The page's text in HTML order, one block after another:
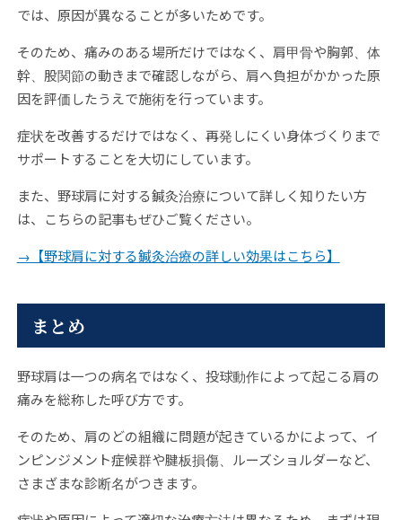
では、原因が異なることが多いためです。
そのため、痛みのある場所だけではなく、肩甲骨や胸郭、体
幹、股関節の動きまで確認しながら、肩へ負担がかかった原
因を評価したうえで施術を行っています。
症状を改善するだけではなく、再発しにくい身体づくりまで
サポートすることを大切にしています。
また、野球肩に対する鍼灸治療について詳しく知りたい方
は、こちらの記事もぜひご覧ください。
→【野球肩に対する鍼灸治療の詳しい効果はこちら】
まとめ
野球肩は一つの病名ではなく、投球動作によって起こる肩の
痛みを総称した呼び方です。
そのため、肩のどの組織に問題が起きているかによって、イ
ンピンジメント症候群や腱板損傷、ルーズショルダーなど、
さまざまな診断名がつきます。